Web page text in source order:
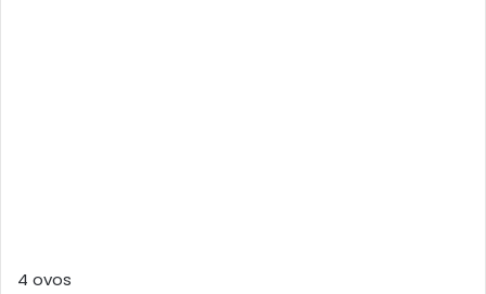
4 ovos